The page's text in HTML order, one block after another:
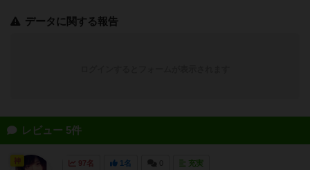
データに関する報告
レビュー 5件
97名 1名 充実
神